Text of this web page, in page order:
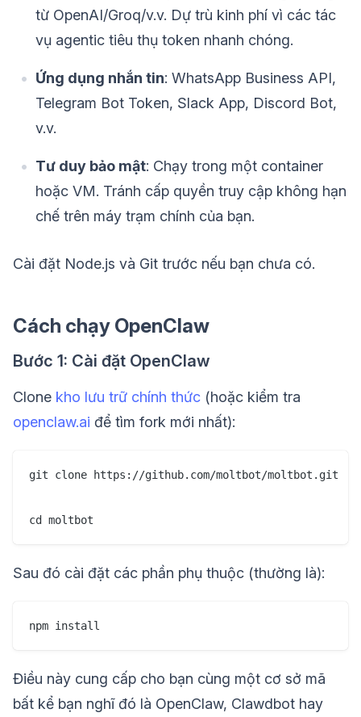
từ OpenAI/Groq/v.v. Dự trù kinh phí vì các tác
vụ agentic tiêu thụ token nhanh chóng.
Ứng dụng nhắn tin: WhatsApp Business API,
Telegram Bot Token, Slack App, Discord Bot,
v.v.
Tư duy bảo mật: Chạy trong một container
hoặc VM. Tránh cấp quyền truy cập không hạn
chế trên máy trạm chính của bạn.
Cài đặt Node.js và Git trước nếu bạn chưa có.
Cách chạy OpenClaw
Bước 1: Cài đặt OpenClaw
Clone kho lưu trữ chính thức (hoặc kiểm tra
openclaw.ai để tìm fork mới nhất):
git clone https://github.com/moltbot/moltbot.git
cd moltbot
Sau đó cài đặt các phần phụ thuộc (thường là):
npm install
Điều này cung cấp cho bạn cùng một cơ sở mã
bất kể bạn nghĩ đó là OpenClaw, Clawdbot hay